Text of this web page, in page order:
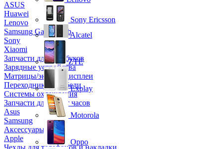
ASUS
Huawei
Lenovo
Samsung Galaxy Tab
Sony
Xiaomi
Запчасти для ноутбуков
Зарядные устройства
Матрицы/экраны/дисплеи
Переходники и кабели
Системы охлаждения
Запчасти для смарт часов
Asus
Samsung
Аксессуары
Apple
Чехлы для телефонов и накладки
Sony Ericsson
Alcatel
ZTE
Explay
Motorola
Oppo